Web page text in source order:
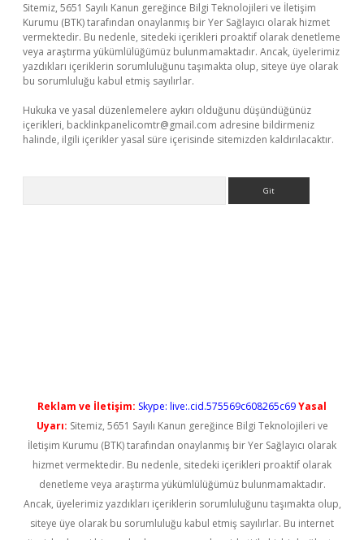
Sitemiz, 5651 Sayılı Kanun gereğince Bilgi Teknolojileri ve İletişim
Kurumu (BTK) tarafından onaylanmış bir Yer Sağlayıcı olarak hizmet
vermektedir. Bu nedenle, sitedeki içerikleri proaktif olarak denetleme
veya araştırma yükümlülüğümüz bulunmamaktadır. Ancak, üyelerimiz
yazdıkları içeriklerin sorumluluğunu taşımakta olup, siteye üye olarak
bu sorumluluğu kabul etmiş sayılırlar.
Hukuka ve yasal düzenlemelere aykırı olduğunu düşündüğünüz
içerikleri, backlinkpanelicomtr@gmail.com adresine bildirmeniz
halinde, ilgili içerikler yasal süre içerisinde sitemizden kaldırılacaktır.
Reklam ve İletişim: Skype: live:.cid.575569c608265c69Yasal
Uyarı: Sitemiz, 5651 Sayılı Kanun gereğince Bilgi Teknolojileri ve
İletişim Kurumu (BTK) tarafından onaylanmış bir Yer Sağlayıcı olarak
hizmet vermektedir. Bu nedenle, sitedeki içerikleri proaktif olarak
denetleme veya araştırma yükümlülüğümüz bulunmamaktadır.
Ancak, üyelerimiz yazdıkları içeriklerin sorumluluğunu taşımakta olup,
siteye üye olarak bu sorumluluğu kabul etmiş sayılırlar. Bu internet